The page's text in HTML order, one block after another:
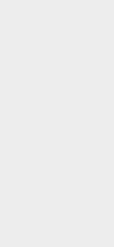
public
experts,